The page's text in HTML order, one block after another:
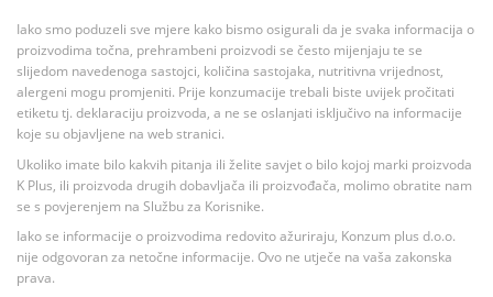
Iako smo poduzeli sve mjere kako bismo osigurali da je svaka informacija o
proizvodima točna, prehrambeni proizvodi se često mijenjaju te se
slijedom navedenoga sastojci, količina sastojaka, nutritivna vrijednost,
alergeni mogu promjeniti. Prije konzumacije trebali biste uvijek pročitati
etiketu tj. deklaraciju proizvoda, a ne se oslanjati isključivo na informacije
koje su objavljene na web stranici.
Ukoliko imate bilo kakvih pitanja ili želite savjet o bilo kojoj marki proizvoda
K Plus, ili proizvoda drugih dobavljača ili proizvođača, molimo obratite nam
se s povjerenjem na Službu za Korisnike.
Iako se informacije o proizvodima redovito ažuriraju, Konzum plus d.o.o.
nije odgovoran za netočne informacije. Ovo ne utječe na vaša zakonska
prava.